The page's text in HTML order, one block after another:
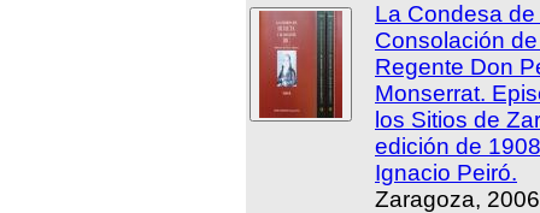
La Condesa
Consolación
Regente Don
Monserrat.
los Sitios de
edición de
Ignacio Peiró.
Zaragoza,